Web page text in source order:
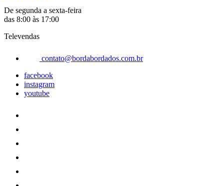
De segunda a sexta-feira
das 8:00 às 17:00
Televendas
contato@bordabordados.com.br
facebook
instagram
youtube